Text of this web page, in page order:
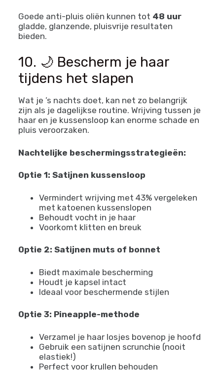
Goede anti-pluis oliën kunnen tot 48 uur
gladde, glanzende, pluisvrije resultaten
bieden.
10. 🌙 Bescherm je haar
tijdens het slapen
Wat je ’s nachts doet, kan net zo belangrijk
zijn als je dagelijkse routine. Wrijving tussen je
haar en je kussensloop kan enorme schade en
pluis veroorzaken.
Nachtelijke beschermingsstrategieën:
Optie 1: Satijnen kussensloop
Vermindert wrijving met 43% vergeleken
met katoenen kussenslopen
Behoudt vocht in je haar
Voorkomt klitten en breuk
Optie 2: Satijnen muts of bonnet
Biedt maximale bescherming
Houdt je kapsel intact
Ideaal voor beschermende stijlen
Optie 3: Pineapple-methode
Verzamel je haar losjes bovenop je hoofd
Gebruik een satijnen scrunchie (nooit
elastiek!)
Perfect voor krullen behouden